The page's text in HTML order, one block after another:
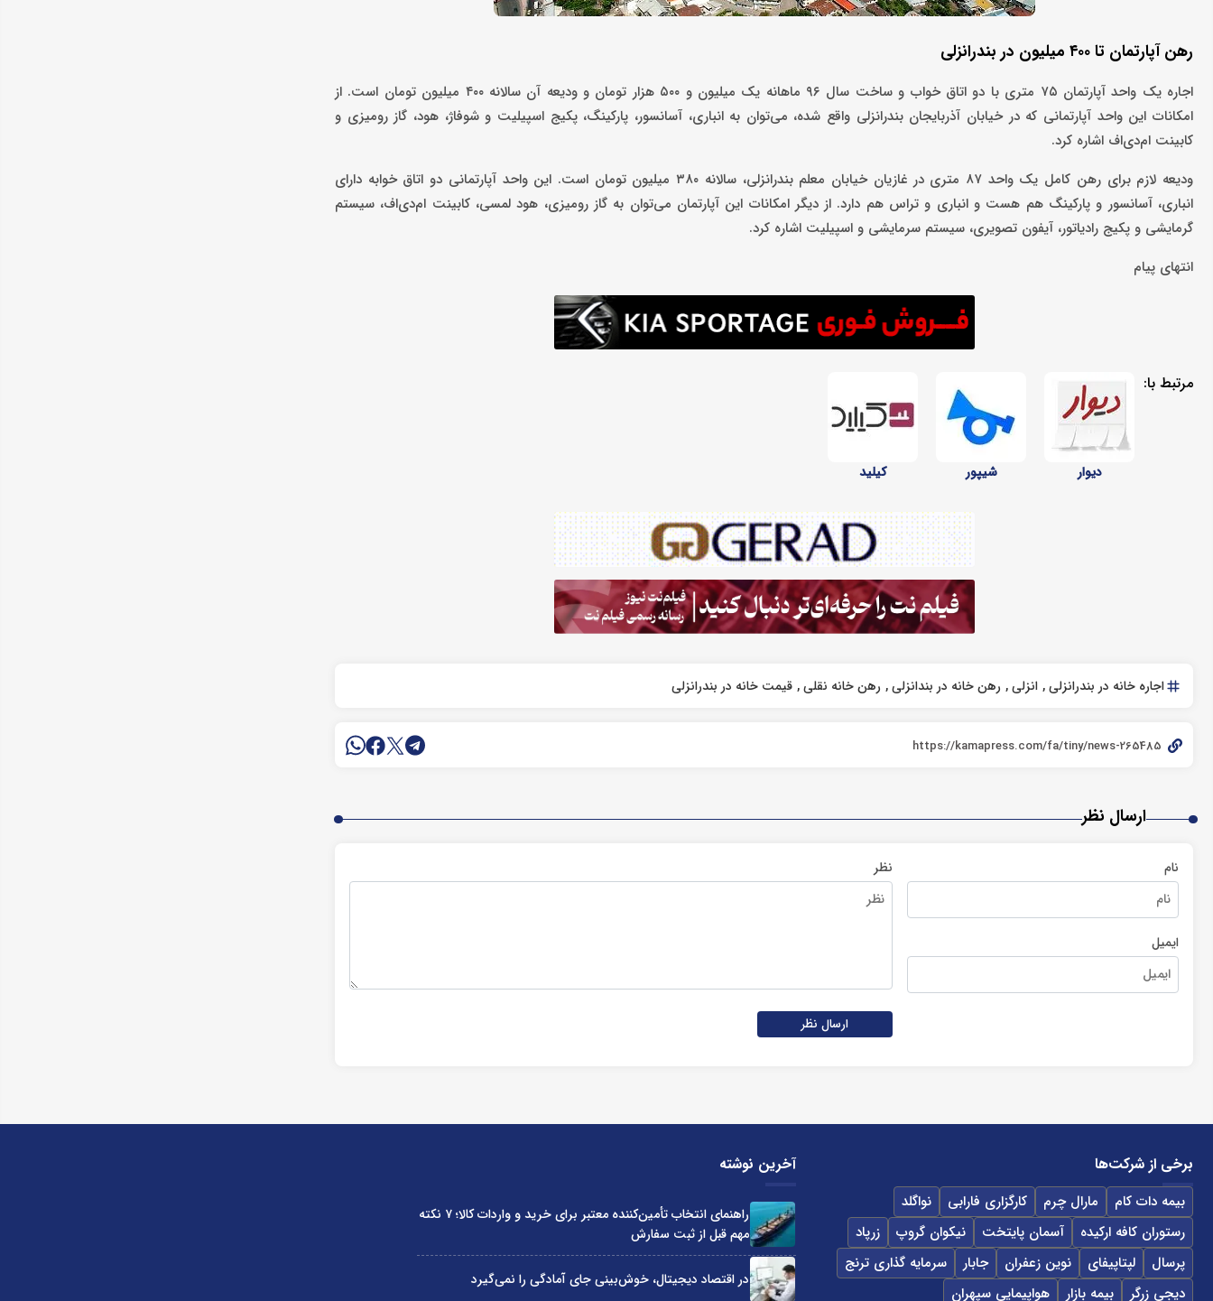
رهن آپارتمان تا ۴۰۰ میلیون در بندرانزلی
اجاره یک واحد آپارتمان ۷۵ متری با دو اتاق خواب و ساخت سال ۹۶ ماهانه یک میلیون و ۵۰۰ هزار تومان و ودیعه آن سالانه ۴۰۰ میلیون تومان است. از
امکانات این واحد آپارتمانی که در خیابان آذربایجان بندرانزلی واقع شده، می‌توان به انباری، آسانسور، پارکینگ، پکیج اسپیلیت و شوفاژ، هود، گاز رومیزی و
کابینت ام‌دی‌اف اشاره کرد.
ودیعه لازم برای رهن کامل یک واحد ۸۷ متری در غازیان خیابان معلم بندرانزلی، سالانه ۳۸۰ میلیون تومان است. این واحد آپارتمانی دو اتاق خوابه دارای
انباری، آسانسور و پارکینگ هم هست و انباری و تراس هم دارد. از دیگر امکانات این آپارتمان می‌توان به گاز رومیزی، هود لمسی، کابینت ام‌دی‌اف، سیستم
گرمایشی ‌و پکیج رادیاتور، آیفون تصویری، سیستم سرمایشی و اسپیلیت اشاره کرد.
انتهای پیام
مرتبط با:
دیوار شیپور کیلید
اجاره خانه در بندرانزلی انزلی رهن خانه در بندانزلی رهن خانه نقلی قیمت خانه در بندرانزلی
ارسال نظر
نام
ایمیل
نظر
ارسال نظر
برخی از شرکت‌ها
بیمه دات کام مارال چرم کارگزاری فارابی
نواگلد
رستوران کافه ارکیده
آسمان پایتخت نیکوان گروپ
زرپاد
پرسال
لپتاپیفای نوین زعفران جابار
سرمایه گذاری ترنج
دیجی زرگر
بیمه بازار هواپیمایی سپهران
آخرین نوشته
راهنمای انتخاب تأمین‌کننده معتبر برای خرید و واردات کالا؛ ۷ نکته
مهم قبل از ثبت سفارش
در اقتصاد دیجیتال، خوش‌بینی جای آمادگی را نمی‌گیرد